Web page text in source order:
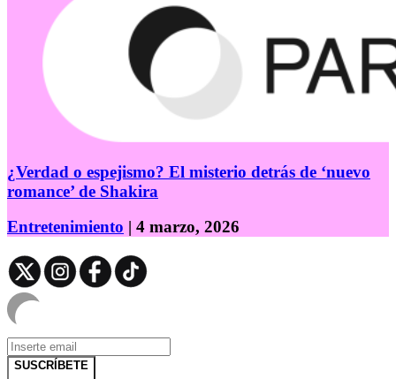
¿Verdad o espejismo? El misterio detrás de ‘nuevo
romance’ de Shakira
Entretenimiento | 4 marzo, 2026
SUSCRÍBETE